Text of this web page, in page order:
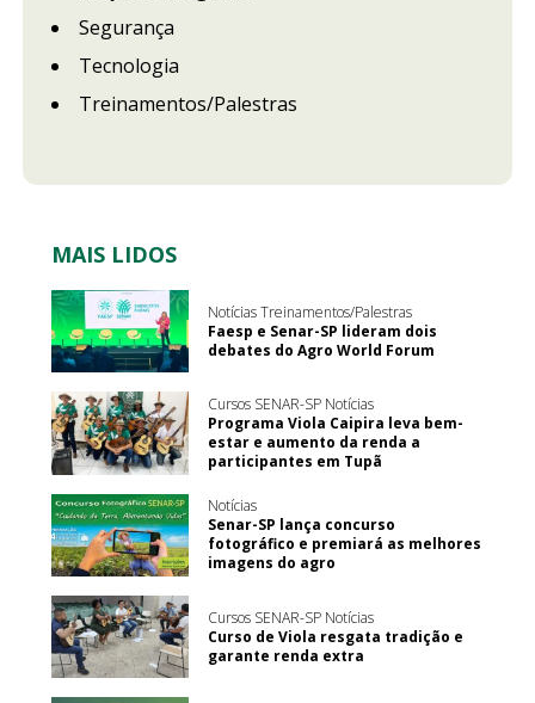
Segurança
Tecnologia
Treinamentos/Palestras
MAIS LIDOS
Notícias Treinamentos/Palestras
Faesp e Senar-SP lideram dois
debates do Agro World Forum
Cursos SENAR-SP Notícias
Programa Viola Caipira leva bem-
estar e aumento da renda a
participantes em Tupã
Notícias
Senar-SP lança concurso
fotográfico e premiará as melhores
imagens do agro
Cursos SENAR-SP Notícias
Curso de Viola resgata tradição e
garante renda extra